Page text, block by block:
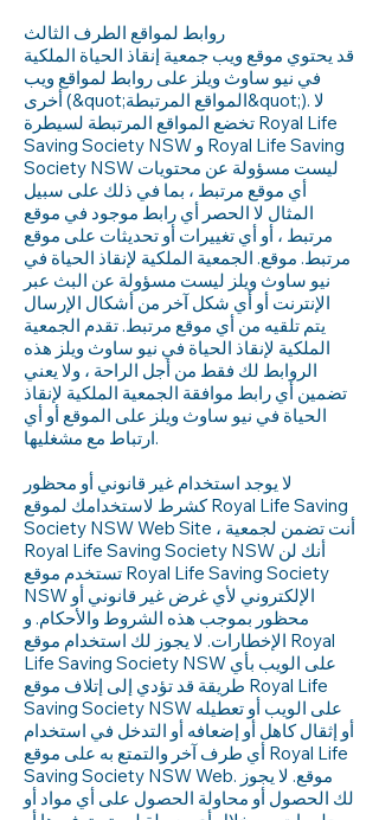
روابط لمواقع الطرف الثالث
قد يحتوي موقع ويب جمعية إنقاذ الحياة الملكية
في نيو ساوث ويلز على روابط لمواقع ويب
أخرى (&quot;المواقع المرتبطة&quot;). لا
تخضع المواقع المرتبطة لسيطرة Royal Life
Saving Society NSW و Royal Life Saving
Society NSW ليست مسؤولة عن محتويات
أي موقع مرتبط ، بما في ذلك على سبيل
المثال لا الحصر أي رابط موجود في موقع
مرتبط ، أو أي تغييرات أو تحديثات على موقع
مرتبط. موقع. الجمعية الملكية لإنقاذ الحياة في
نيو ساوث ويلز ليست مسؤولة عن البث عبر
الإنترنت أو أي شكل آخر من أشكال الإرسال
يتم تلقيه من أي موقع مرتبط. تقدم الجمعية
الملكية لإنقاذ الحياة في نيو ساوث ويلز هذه
الروابط لك فقط من أجل الراحة ، ولا يعني
تضمين أي رابط موافقة الجمعية الملكية لإنقاذ
الحياة في نيو ساوث ويلز على الموقع أو أي
ارتباط مع مشغليها.
لا يوجد استخدام غير قانوني أو محظور
كشرط لاستخدامك لموقع Royal Life Saving
Society NSW Web Site ، أنت تضمن لجمعية
Royal Life Saving Society NSW أنك لن
تستخدم موقع Royal Life Saving Society
NSW الإلكتروني لأي غرض غير قانوني أو
محظور بموجب هذه الشروط والأحكام. و
الإخطارات. لا يجوز لك استخدام موقع Royal
Life Saving Society NSW على الويب بأي
طريقة قد تؤدي إلى إتلاف موقع Royal Life
Saving Society NSW على الويب أو تعطيله
أو إثقال كاهل أو إضعافه أو التدخل في استخدام
أي طرف آخر والتمتع به على موقع Royal Life
Saving Society NSW Web. موقع. لا يجوز
لك الحصول أو محاولة الحصول على أي مواد أو